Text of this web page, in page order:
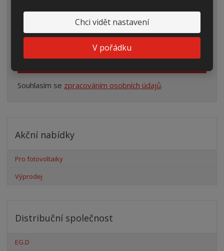
Chci vidět nastavení
V pořádku
Souhlasím se zpracováním osobních údajů.
Akční nabídky
Pro fotovoltaiky
Výprodej
Distribuční společnost
EG.D